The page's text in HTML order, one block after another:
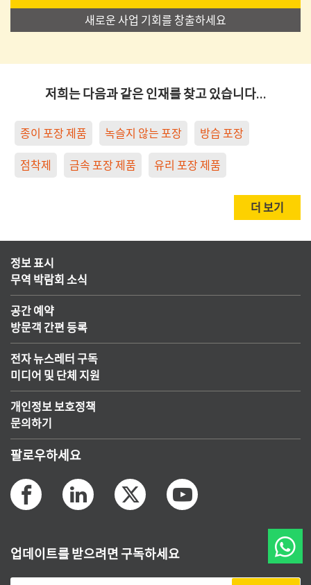
새로운 사업 기회를 창출하세요
저희는 다음과 같은 인재를 찾고 있습니다…
종이 포장 제품 녹슬지 않는 포장 방습 포장
점착제 금속 포장 제품 유리 포장 제품
더 보기
정보 표시
무역 박람회 소식
공간 예약
방문객 간편 등록
전자 뉴스레터 구독
미디어 및 단체 지원
개인정보 보호정책
문의하기
팔로우하세요
업데이트를 받으려면 구독하세요